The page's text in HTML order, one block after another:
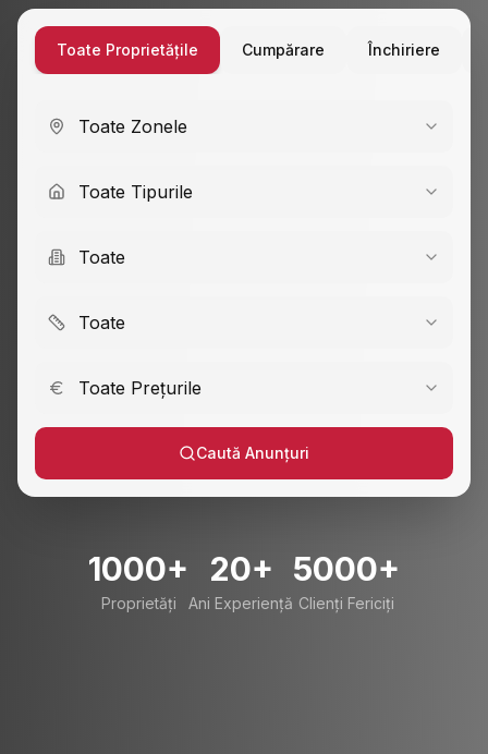
Toate Proprietățile Cumpărare Închiriere
Toate Zonele
Toate Tipurile
Toate
Toate
Toate Prețurile
Caută Anunțuri
1000+
Proprietăți
20+
Ani Experiență
5000+
Clienți Fericiți